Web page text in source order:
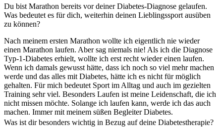
Du bist Marathon bereits vor deiner Diabetes-Diagnose gelaufen.
Was bedeutet es für dich, weiterhin deinen Lieblingssport ausüben
zu können?
Nach meinem ersten Marathon wollte ich eigentlich nie wieder
einen Marathon laufen. Aber sag niemals nie! Als ich die Diagnose
Typ-1-Diabetes erhielt, wollte ich erst recht wieder einen laufen.
Wenn ich damals gewusst hätte, dass ich noch so viel mehr machen
werde und das alles mit Diabetes, hätte ich es nicht für möglich
gehalten. Für mich bedeutet Sport im Alltag und auch im gezielten
Training sehr viel. Besonders Laufen ist meine Leidenschaft, die ich
nicht missen möchte. Solange ich laufen kann, werde ich das auch
machen. Immer mit meinem süßen Begleiter Diabetes.
Was ist dir besonders wichtig in Bezug auf deine Diabetestherapie?